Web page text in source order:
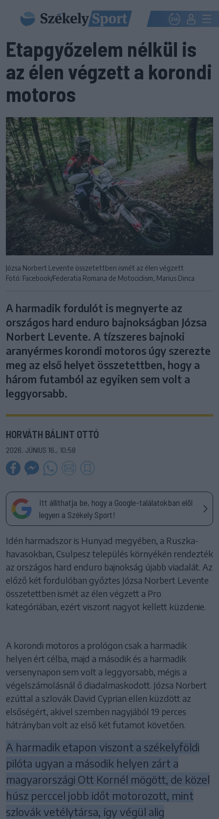
Etapgyőzelem nélkül is
az élen végzett a korondi
motoros
Józsa Norbert Levente összetettben ismét az élen végzett
Fotó: Facebook/Federatia Romana de Motociclism, Marius Dinca
A harmadik fordulót is megnyerte az
országos hard enduro bajnokságban Józsa
Norbert Levente. A tízszeres bajnoki
aranyérmes korondi motoros úgy szerezte
meg az első helyet összetettben, hogy a
három futamból az egyiken sem volt a
leggyorsabb.
HORVÁTH BÁLINT OTTÓ
2026. JÚNIUS 16., 10:58
Itt állíthatja be, hogy a Google-találatokban elöl
legyen a Székely Sport!
Idén harmadszor is Hunyad megyében, a Ruszka-
havasokban, Csulpesz település környékén rendezték
az országos hard enduro bajnokság újabb viadalát. Az
előző két fordulóban győztes Józsa Norbert Levente
összetettben ismét az élen végzett a Pro
kategóriában, ezért viszont nagyot kellett küzdenie.
A korondi motoros a prológon csak a harmadik
helyen ért célba, majd a második és a harmadik
versenynapon sem volt a leggyorsabb, mégis a
végelszámolásnál ő diadalmaskodott. Józsa Norbert
ezúttal a szlovák David Cyprian ellen küzdött az
elsőségért, akivel szemben nagyjából 19 perces
hátrányban volt az első két futamot követően.
A harmadik etapon viszont a székelyföldi
pilóta ugyan a második helyen zárt a
magyarországi Ott Kornél mögött, de közel
húsz perccel jobb időt motorozott, mint
szlovák vetélytársa, így végül alig